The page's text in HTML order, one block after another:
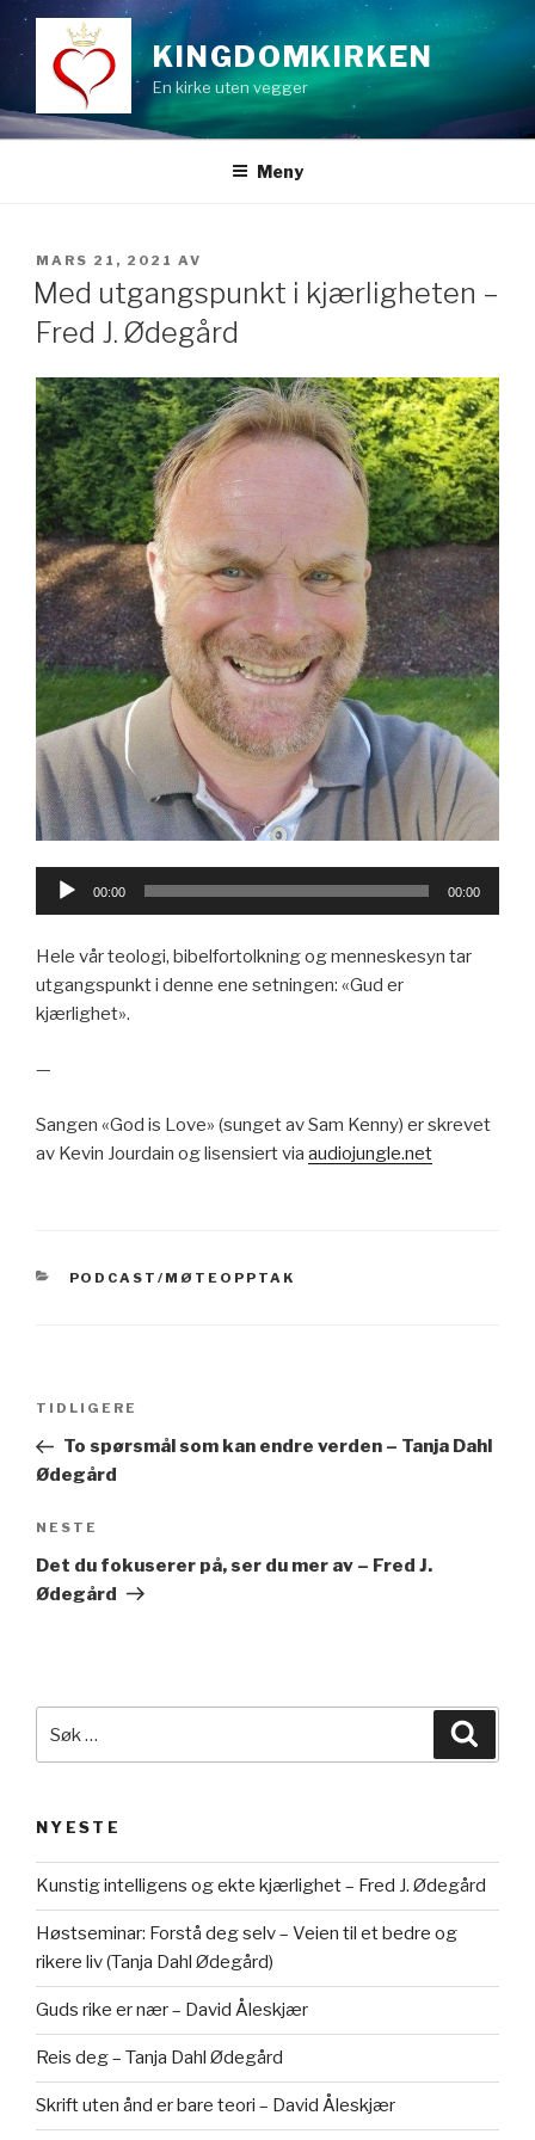
innhold
KINGDOMKIRKEN
En kirke uten vegger
Meny
PUBLISERT
MARS 21, 2021 AV
Med utgangspunkt i kjærligheten –
Fred J. Ødegård
Lydavspiller
00:00 00:00
Hele vår teologi, bibelfortolkning og menneskesyn tar
utgangspunkt i denne ene setningen: «Gud er
kjærlighet».
—
Sangen «God is Love» (sunget av Sam Kenny) er skrevet
av Kevin Jourdain og lisensiert via audiojungle.net
KATEGORIER
PODCAST/MØTEOPPTAK
Forrige
innlegg
TIDLIGERE
To spørsmål som kan endre verden – Tanja Dahl
Ødegård
Neste
innlegg
NESTE
Det du fokuserer på, ser du mer av – Fred J.
Ødegård
etter:
NYESTE
Kunstig intelligens og ekte kjærlighet – Fred J. Ødegård
Høstseminar: Forstå deg selv – Veien til et bedre og
rikere liv (Tanja Dahl Ødegård)
Guds rike er nær – David Åleskjær
Reis deg – Tanja Dahl Ødegård
Skrift uten ånd er bare teori – David Åleskjær